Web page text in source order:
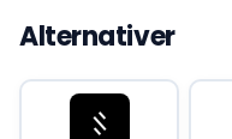
Alternativer